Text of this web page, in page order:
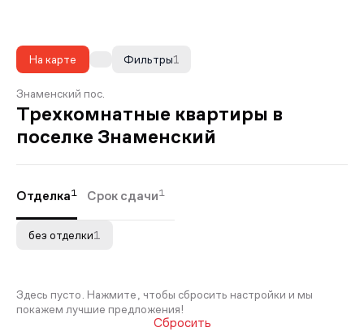
На карте 1
Фильтры
Знаменский пос.
Трехкомнатные квартиры в
поселке Знаменский
Отделка1 Срок сдачи1
без отделки1
Здесь пусто. Нажмите, чтобы сбросить настройки и мы
покажем лучшие предложения!
Сбросить